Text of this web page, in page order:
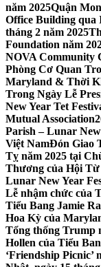
năm 2025Quận
Office Building qua
tháng 2 năm 2025
Foundation năm
NOVA Community
Phòng Cơ Quan
Maryland & Thời
Trong Ngày Lễ
New Year Tet
Mutual Association
Parish – Lunar
Việt NamĐón Giao
Tỵ năm 2025 tại
Thương của Hội Từ
Lunar New Year
Lễ nhậm chức của
Tiểu Bang Jamie
Hoa Kỳ của
Tổng thống Trump
Hollen của Tiểu
‘Friendship